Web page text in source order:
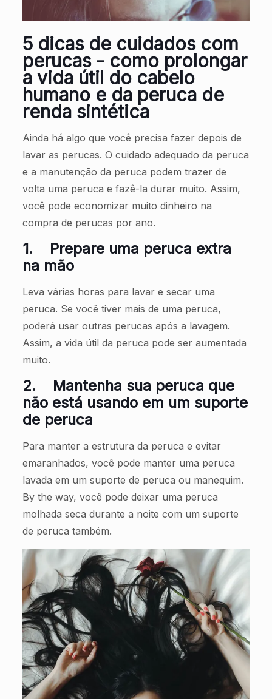
5 dicas de cuidados com
perucas - como prolongar
a vida útil do cabelo
humano e da peruca de
renda sintética
Ainda há algo que você precisa fazer depois de
lavar as perucas. O cuidado adequado da peruca
e a manutenção da peruca podem trazer de
volta uma peruca e fazê-la durar muito. Assim,
você pode economizar muito dinheiro na
compra de perucas por ano.
1. Prepare uma peruca extra
na mão
Leva várias horas para lavar e secar uma
peruca. Se você tiver mais de uma peruca,
poderá usar outras perucas após a lavagem.
Assim, a vida útil da peruca pode ser aumentada
muito.
2. Mantenha sua peruca que
não está usando em um suporte
de peruca
Para manter a estrutura da peruca e evitar
emaranhados, você pode manter uma peruca
lavada em um suporte de peruca ou manequim.
By the way, você pode deixar uma peruca
molhada seca durante a noite com um suporte
de peruca também.